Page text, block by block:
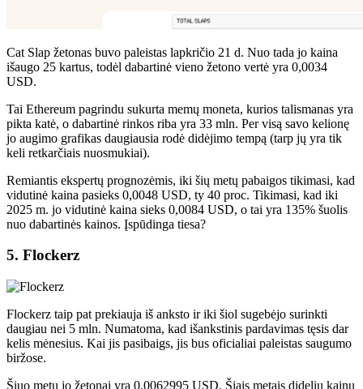
Cat Slap žetonas buvo paleistas lapkričio 21 d. Nuo tada jo kaina
išaugo 25 kartus, todėl dabartinė vieno žetono vertė yra 0,0034
USD.
Tai Ethereum pagrindu sukurta memų moneta, kurios talismanas yra
pikta katė, o dabartinė rinkos riba yra 33 mln. Per visą savo kelionę
jo augimo grafikas daugiausia rodė didėjimo tempą (tarp jų yra tik
keli retkarčiais nuosmukiai).
Remiantis ekspertų prognozėmis, iki šių metų pabaigos tikimasi, kad
vidutinė kaina pasieks 0,0048 USD, ty 40 proc. Tikimasi, kad iki
2025 m. jo vidutinė kaina sieks 0,0084 USD, o tai yra 135% šuolis
nuo dabartinės kainos. Įspūdinga tiesa?
5. Flockerz
Flockerz taip pat prekiauja iš anksto ir iki šiol sugebėjo surinkti
daugiau nei 5 mln. Numatoma, kad išankstinis pardavimas tęsis dar
kelis mėnesius. Kai jis pasibaigs, jis bus oficialiai paleistas saugumo
biržose.
Šiuo metu jo žetonai yra 0,0062995 USD. Šiais metais didelių kainų